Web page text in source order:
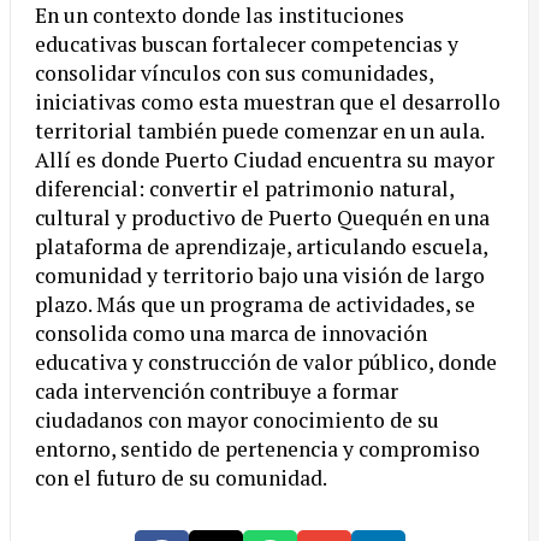
En un contexto donde las instituciones
educativas buscan fortalecer competencias y
consolidar vínculos con sus comunidades,
iniciativas como esta muestran que el desarrollo
territorial también puede comenzar en un aula.
Allí es donde Puerto Ciudad encuentra su mayor
diferencial: convertir el patrimonio natural,
cultural y productivo de Puerto Quequén en una
plataforma de aprendizaje, articulando escuela,
comunidad y territorio bajo una visión de largo
plazo. Más que un programa de actividades, se
consolida como una marca de innovación
educativa y construcción de valor público, donde
cada intervención contribuye a formar
ciudadanos con mayor conocimiento de su
entorno, sentido de pertenencia y compromiso
con el futuro de su comunidad.